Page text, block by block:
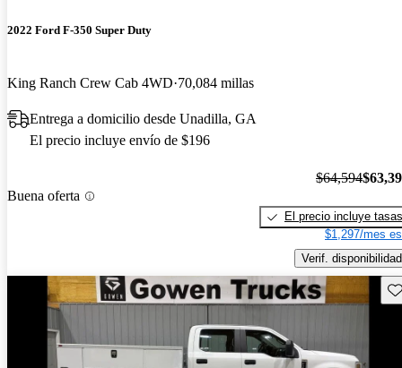
2022 Ford F-350 Super Duty
King Ranch Crew Cab 4WD 70,084 millas
Entrega a domicilio desde Unadilla, GA
El precio incluye envío de $196
Buena oferta
$64,594
El precio incluye tasas
$1,297/mes
Verif. disponibilidad